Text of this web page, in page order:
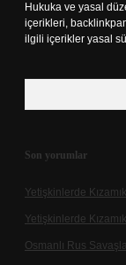
Hukuka ve yasal
içerikleri,
ilgili içerikler yasal
Son yorumlar
Yetişkinlerde
Yetişkinlerde
Osmanlı Rus